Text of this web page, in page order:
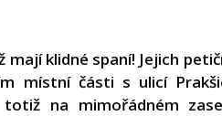
mají klidné spaní! Jejich
místní části s ulicí
na mimořádném